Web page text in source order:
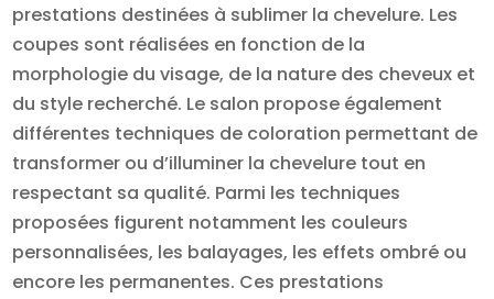
prestations destinées à sublimer la chevelure. Les
coupes sont réalisées en fonction de la
morphologie du visage, de la nature des cheveux et
du style recherché. Le salon propose également
différentes techniques de coloration permettant de
transformer ou d’illuminer la chevelure tout en
respectant sa qualité. Parmi les techniques
proposées figurent notamment les couleurs
personnalisées, les balayages, les effets ombré ou
encore les permanentes. Ces prestations